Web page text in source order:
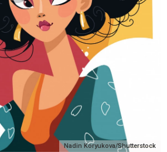
Nadin Koryukova/Shutterstock